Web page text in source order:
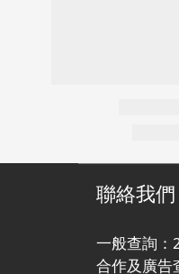
聯絡我們
一般查詢
合作及廣告